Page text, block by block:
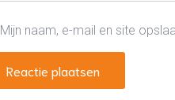
Mijn naam, e-mail en site